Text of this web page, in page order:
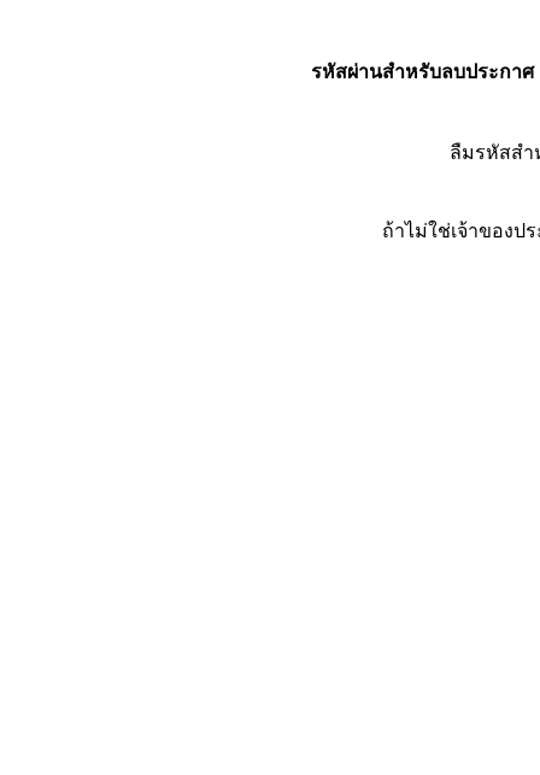
รหัสผ่านสำหรับลบประกาศ
ลืมรหัสส
ถ้าไม่ใช่เจ้าของป